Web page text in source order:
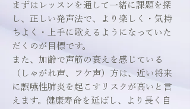
まずはレッスンを通して一緒に課題を探
し、正しい発声法で、より楽しく・気持
ちよく・上手に歌えるようになっていた
だくのが目標です。
また、加齢で声筋の衰えを感じている
（しゃがれ声、フケ声）方は、近い将来
に誤嚥性肺炎を起こすリスクが高いと言
えます。健康寿命を延ばし、より長く自